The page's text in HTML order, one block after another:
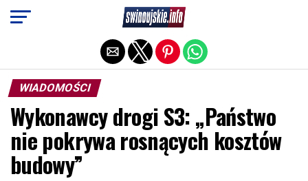
WIADOMOŚCI
Wykonawcy drogi S3: „Państwo
nie pokrywa rosnących kosztów
budowy”
Exit mobile version